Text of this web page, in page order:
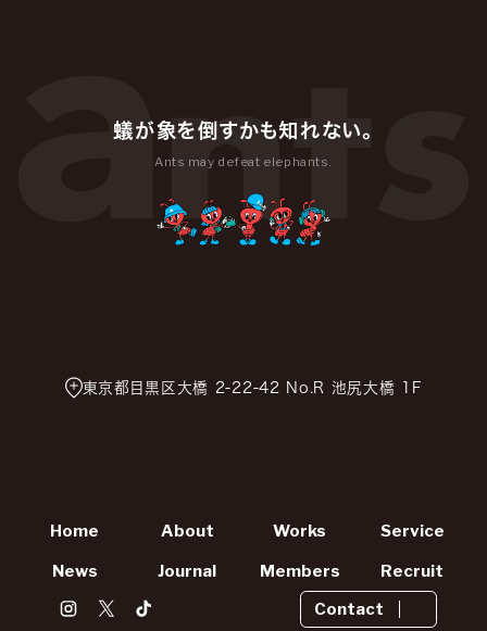
蟻が象を倒すかも知れない。
Ants may defeat elephants.
東京都目黒区大橋 2-22-42 No.R 池尻大橋 1F
Home About Works Service
News Journal Members
Recruit
Contact